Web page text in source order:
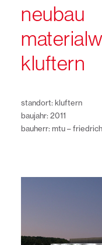
kontakt
neubau
kluftern
standort: kluftern
baujahr: 2011
bauherr: mtu –